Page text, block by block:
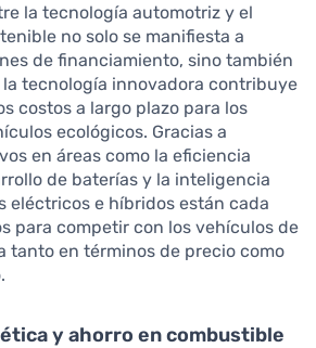
la tecnología automotriz y el
no solo se manifiesta a
de financiamiento, sino también
tecnología innovadora contribuye
costos a largo plazo para los
ecológicos. Gracias a
en áreas como la eficiencia
de baterías y la inteligencia
eléctricos e híbridos están cada
para competir con los vehículos de
tanto en términos de precio como
y ahorro en combustible